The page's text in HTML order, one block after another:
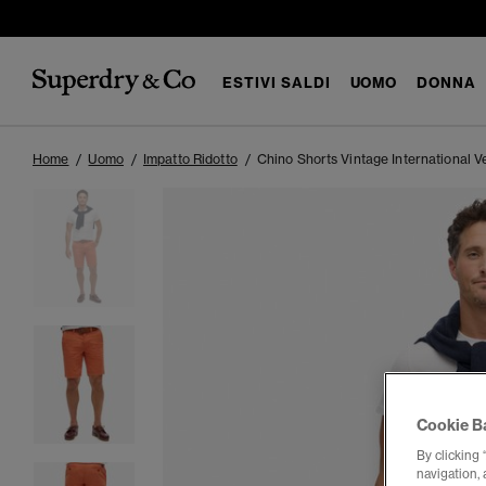
ESTIVI SALDI UOMO DONNA
Home Uomo Impatto Ridotto Chino Shorts Vintage International
Cookie
By clicking
navigation,